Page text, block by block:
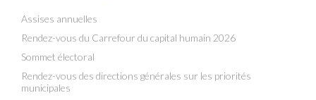
Assises annuelles
Rendez-vous du Carrefour du capital humain 2026
Sommet électoral
Rendez-vous des directions générales sur les priorités
municipales